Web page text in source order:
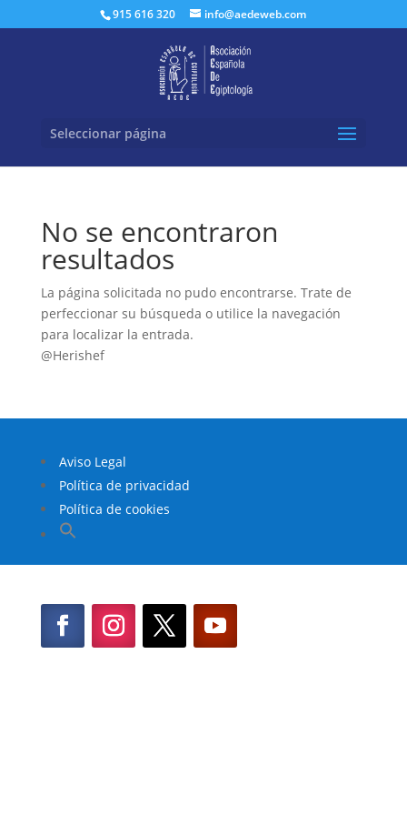
915 616 320 info@aedeweb.com
Seleccionar página
No se encontraron
resultados
La página solicitada no pudo encontrarse. Trate de
perfeccionar su búsqueda o utilice la navegación
para localizar la entrada.
@Herishef
Aviso Legal
Política de privacidad
Política de cookies
Buscar:
Botón de búsqueda